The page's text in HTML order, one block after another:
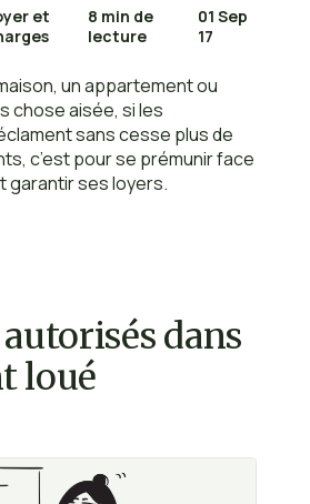
et
8 min de
lecture
01 Sep
17
un appartement ou
chose aisée, si les
sans cesse plus de
c’est pour se prémunir face
garantir ses loyers.
dans
loué